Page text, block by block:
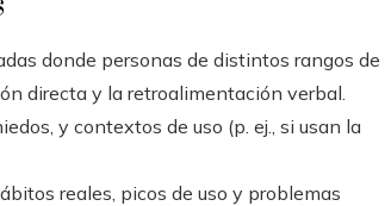
donde personas de distintos rangos de
directa y la retroalimentación verbal.
y contextos de uso (p. ej., si usan la
reales, picos de uso y problemas